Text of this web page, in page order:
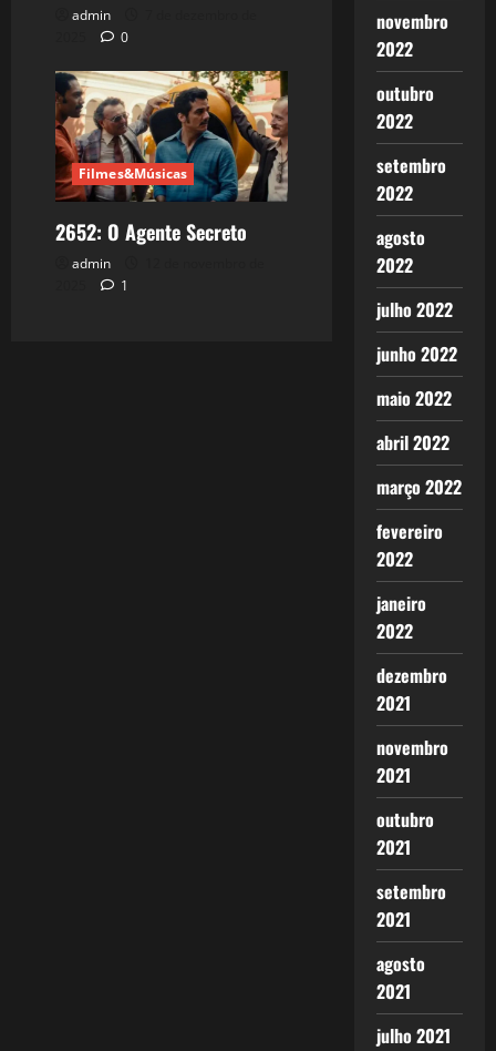
admin
0
Filmes&Músicas
2652: O Agente Secreto
admin
1
novembro
2022
outubro
2022
setembro
2022
agosto
2022
julho 2022
junho 2022
maio 2022
abril 2022
março 2022
fevereiro
2022
janeiro
2022
dezembro
2021
novembro
2021
outubro
2021
setembro
2021
agosto
2021
julho 2021